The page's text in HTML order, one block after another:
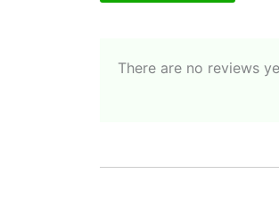
There are no reviews